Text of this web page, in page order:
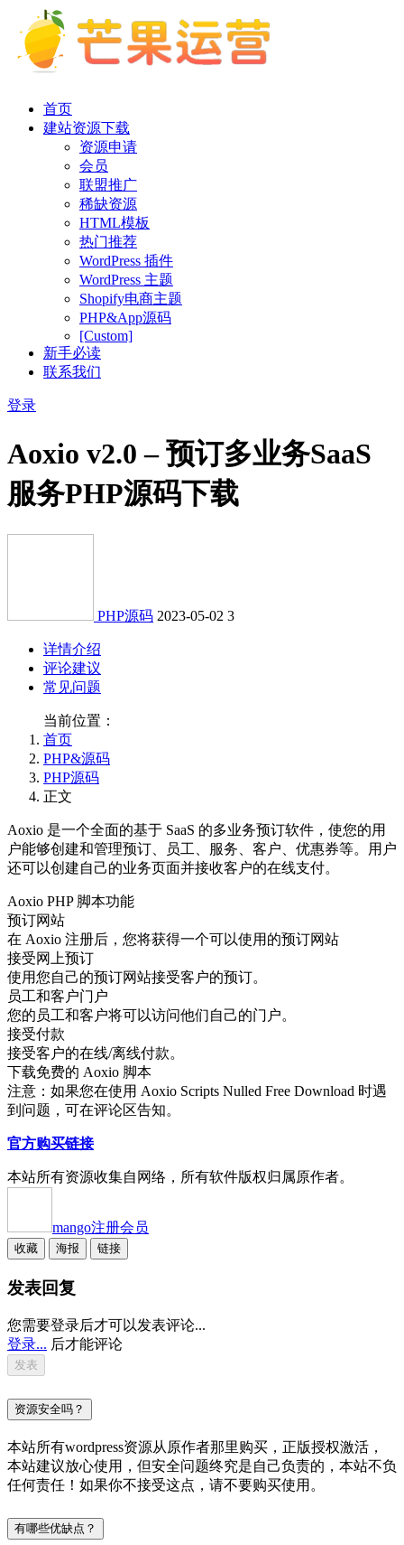
首页
建站资源下载
资源申请
会员
联盟推广
稀缺资源
HTML模板
热门推荐
WordPress 插件
WordPress 主题
Shopify电商主题
PHP&App源码
[Custom]
新手必读
联系我们
登录
Aoxio v2.0 – 预订多业务SaaS
服务PHP源码下载
PHP源码 2023-05-02 3
详情介绍
评论建议
常见问题
当前位置：
首页
PHP&源码
PHP源码
正文
Aoxio 是一个全面的基于 SaaS 的多业务预订软件，使您的用
户能够创建和管理预订、员工、服务、客户、优惠券等。用户
还可以创建自己的业务页面并接收客户的在线支付。
Aoxio PHP 脚本功能
预订网站
在 Aoxio 注册后，您将获得一个可以使用的预订网站
接受网上预订
使用您自己的预订网站接受客户的预订。
员工和客户门户
您的员工和客户将可以访问他们自己的门户。
接受付款
接受客户的在线/离线付款。
下载免费的 Aoxio 脚本
注意：如果您在使用 Aoxio Scripts Nulled Free Download 时遇
到问题，可在评论区告知。
官方购买链接
本站所有资源收集自网络，所有软件版权归属原作者。
mango注册会员
收藏 海报 链接
发表回复
您需要登录后才可以发表评论...
登录... 后才能评论
资源安全吗？
本站所有wordpress资源从原作者那里购买，正版授权激活，
本站建议放心使用，但安全问题终究是自己负责的，本站不负
任何责任！如果你不接受这点，请不要购买使用。
有哪些优缺点？